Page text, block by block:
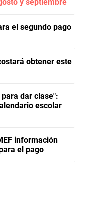
y septiembre
el segundo pago
obtener este
dar clase":
escolar
información
el pago